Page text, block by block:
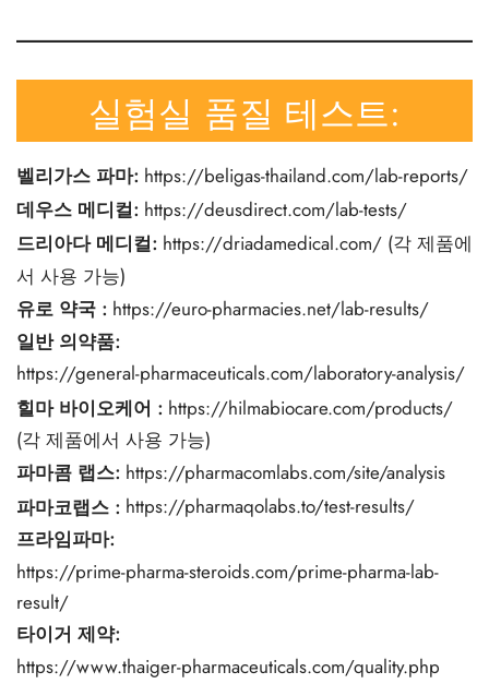
실험실 품질 테스트:
벨리가스 파마: https://beligas-thailand.com/lab-reports/
데우스 메디컬: https://deusdirect.com/lab-tests/
드리아다 메디컬: https://driadamedical.com/ (각 제품에
서 사용 가능)
유로 약국 : https://euro-pharmacies.net/lab-results/
일반 의약품:
https://general-pharmaceuticals.com/laboratory-analysis/
힐마 바이오케어 : https://hilmabiocare.com/products/
(각 제품에서 사용 가능)
파마콤 랩스: https://pharmacomlabs.com/site/analysis
파마코랩스 : https://pharmaqolabs.to/test-results/
프라임파마:
https://prime-pharma-steroids.com/prime-pharma-lab-
result/
타이거 제약:
https://www.thaiger-pharmaceuticals.com/quality.php